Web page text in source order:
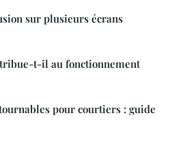
sur plusieurs écrans
t-il au fonctionnement
pour courtiers : guide